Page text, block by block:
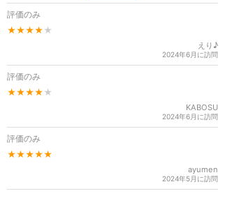
評価のみ
★★★★ ★
えり♪
2024年6月に訪問
評価のみ
★★★★ ★
KABOSU
2024年6月に訪問
評価のみ
★★★★★
ayumen
2024年5月に訪問